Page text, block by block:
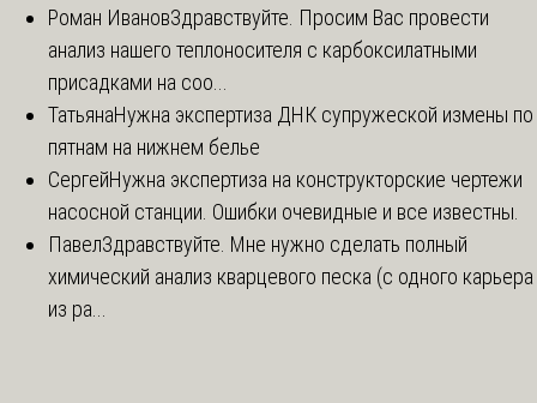
Роман ИвановЗдравствуйте. Просим Вас провести
анализ нашего теплоносителя с карбоксилатными
присадками на соо...
ТатьянаНужна экспертиза ДНК супружеской измены по
пятнам на нижнем белье
СергейНужна экспертиза на конструкторские чертежи
насосной станции. Ошибки очевидные и все известны.
ПавелЗдравствуйте. Мне нужно сделать полный
химический анализ кварцевого песка (с одного карьера
из ра...